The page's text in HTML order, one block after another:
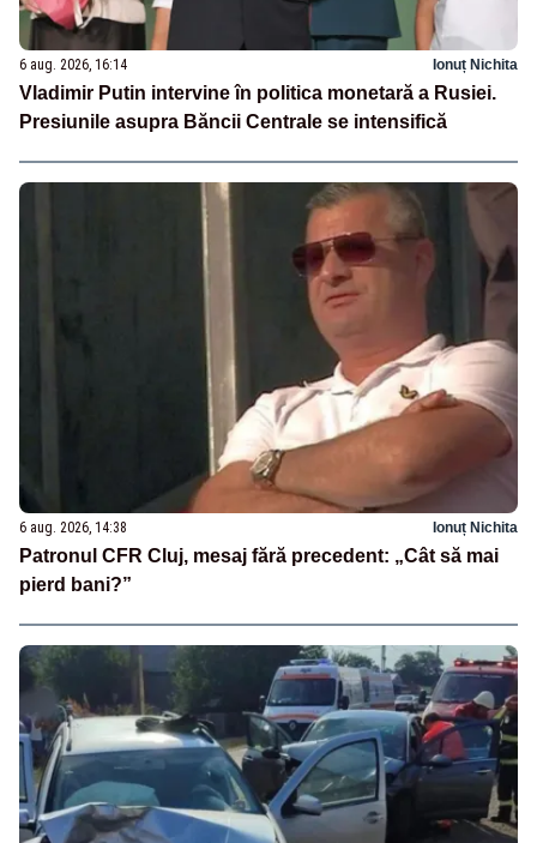
6 aug. 2026, 16:14 Ionuț Nichita
Vladimir Putin intervine în politica monetară a Rusiei.
Presiunile asupra Băncii Centrale se intensifică
6 aug. 2026, 14:38 Ionuț Nichita
Patronul CFR Cluj, mesaj fără precedent: „Cât să mai
pierd bani?”